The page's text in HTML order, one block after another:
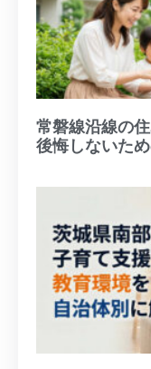
常磐線沿線の
後悔しないた